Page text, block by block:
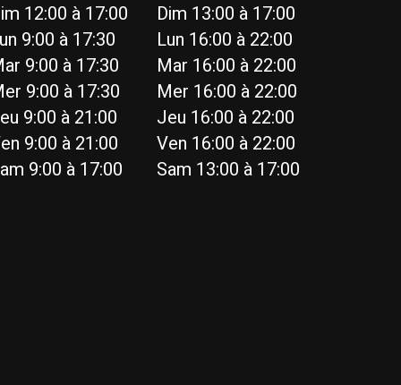
12:00 à 17:00
9:00 à 17:30
9:00 à 17:30
9:00 à 17:30
9:00 à 21:00
9:00 à 21:00
9:00 à 17:00
Dim 13:00 à 17:00
Lun 16:00 à 22:00
Mar 16:00 à 22:00
Mer 16:00 à 22:00
Jeu 16:00 à 22:00
Ven 16:00 à 22:00
Sam 13:00 à 17:00